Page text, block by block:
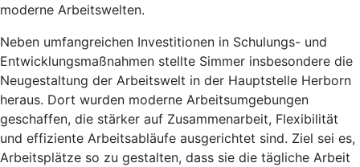
moderne Arbeitswelten.
Neben umfangreichen Investitionen in Schulungs- und
Entwicklungsmaßnahmen stellte Simmer insbesondere die
Neugestaltung der Arbeitswelt in der Hauptstelle Herborn
heraus. Dort wurden moderne Arbeitsumgebungen
geschaffen, die stärker auf Zusammenarbeit, Flexibilität
und effiziente Arbeitsabläufe ausgerichtet sind. Ziel sei es,
Arbeitsplätze so zu gestalten, dass sie die tägliche Arbeit